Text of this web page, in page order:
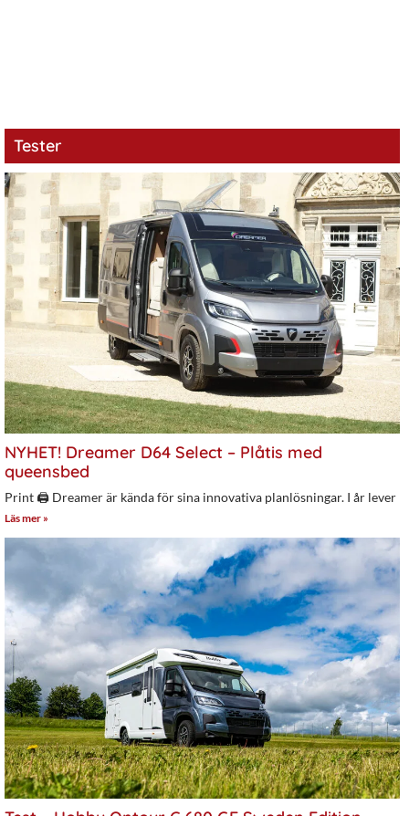
Tester
NYHET! Dreamer D64 Select – Plåtis med
queensbed
Print 🖨 Dreamer är kända för sina innovativa planlösningar. I år lever
Läs mer »